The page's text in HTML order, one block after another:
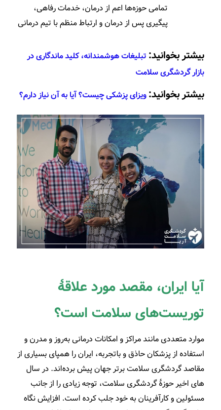
تمامی حوزه­‌ها اعم از درمان، خدمات رفاهی،
پیگیری پس از درمان و ارتباط منظم با تیم درمانی
بیشتر بخوانید: تبلیغات هوشمندانه، کلید ماندگاری در
بازار گردشگری سلامت
بیشتر بخوانید: ویزای پزشکی چیست؟ آیا به آن نیاز دارم؟
آیا ایران، مقصد مورد علاقۀ
توریست‌های سلامت است؟
موارد متعددی مانند مراکز و امکانات درمانی به‌­روز و مدرن و
استفاده از پزشکان حاذق و باتجربه، ایران را همپای بسیاری از
مقاصد گردشگری سلامت برتر جهان پیش برده‌­اند. در سال­‌
های اخیر حوزۀ گردشگری سلامت، توجه زیادی را از جانب
مسئولین و کارآفرینان به خود جلب کرده است. افزایش نگاه­‌